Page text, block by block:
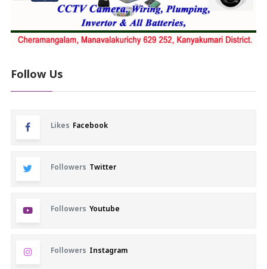
Follow Us
Likes Facebook
Followers Twitter
Followers Youtube
Followers Instagram